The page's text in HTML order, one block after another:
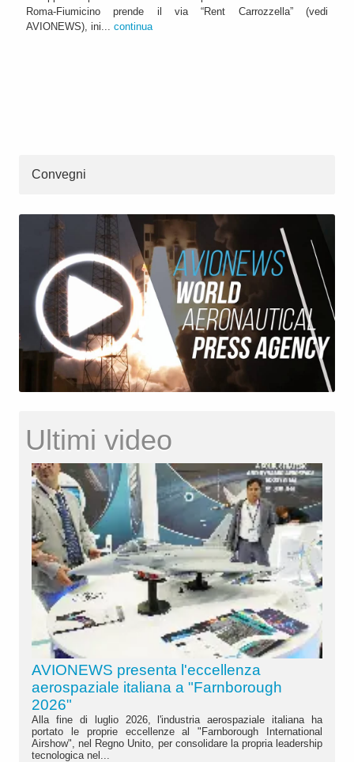
Roma-Fiumicino prende il via “Rent Carrozzella” (vedi
AVIONEWS), ini... continua
Convegni
Ultimi video
AVIONEWS presenta l'eccellenza
aerospaziale italiana a "Farnborough
2026"
Alla fine di luglio 2026, l'industria aerospaziale italiana ha
portato le proprie eccellenze al "Farnborough International
Airshow", nel Regno Unito, per consolidare la propria leadership
tecnologica nel...